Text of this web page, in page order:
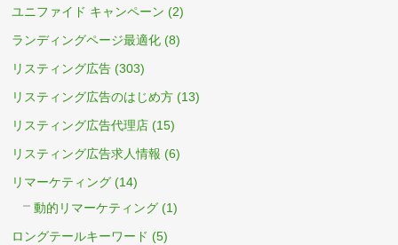
ユニファイド キャンペーン (2)
ランディングページ最適化 (8)
リスティング広告 (303)
リスティング広告のはじめ方 (13)
リスティング広告代理店 (15)
リスティング広告求人情報 (6)
リマーケティング (14)
動的リマーケティング (1)
ロングテールキーワード (5)